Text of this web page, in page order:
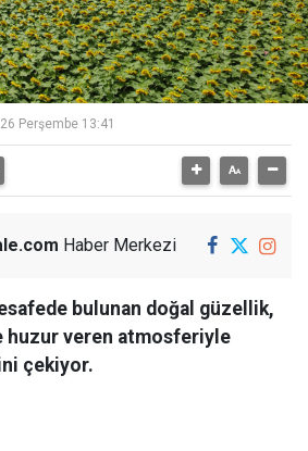
Perşembe 13:41
Haber Merkezi
bulunan doğal güzellik,
huzur veren atmosferiyle
çekiyor.